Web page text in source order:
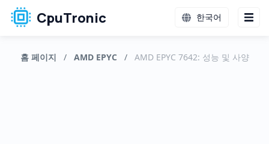
CpuTronic 한국어
홈 페이지 / AMD EPYC / AMD EPYC 7642: 성능 및 사양